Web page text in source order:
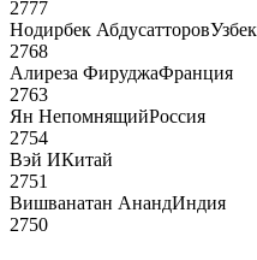
2777
Нодирбек Абдусатторов
2768
Алиреза ФируджаФранция
2763
Ян НепомнящийРоссия
2754
Вэй ИКитай
2751
Вишванатан АнандИндия
2750